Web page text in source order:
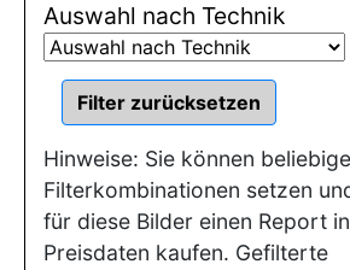
Auswahl nach Technik
Hinweise: Sie können beliebige
Filterkombinationen setzen
für diese Bilder einen Report
Preisdaten kaufen. Gefilterte